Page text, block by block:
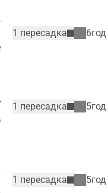
1 пересадка
1 пересадка
1 пересадка